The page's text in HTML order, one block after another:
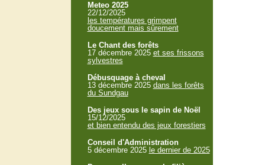
Meteo 2025
22/12/2025
les températures grimpent
doucement mais sûrement
Le Chant des forêts
17 décembre 2025 et ses frissons
sylvestres
Débusquage à cheval
13 décembre 2025 dans les forêts
du Sundgau
Des jeux sous le sapin de Noël
15/12/2025
et bien entendu des jeux forestiers
Conseil d'Administration
5 décembre 2025 le dernier de 2025